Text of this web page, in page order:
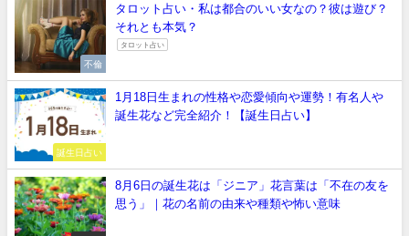
不倫
タロット占い・私は都合のいい女なの？彼は遊び？
それとも本気？
タロット占い
誕生日占い
1月18日生まれの性格や恋愛傾向や運勢！有名人や
誕生花など完全紹介！【誕生日占い】
8月6日の誕生花は「ジニア」花言葉は「不在の友を
思う」｜花の名前の由来や種類や怖い意味